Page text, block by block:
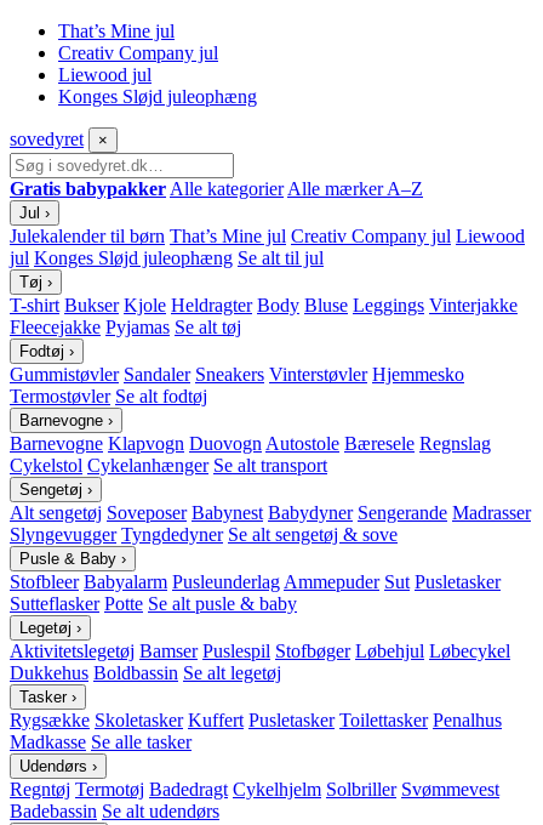
That’s Mine jul
Creativ Company jul
Liewood jul
Konges Sløjd juleophæng
sovedyret ×
Gratis babypakker Alle kategorier Alle mærker A–Z
Jul ›
Julekalender til børn That’s Mine jul Creativ Company jul Liewood
jul Konges Sløjd juleophæng Se alt til jul
Tøj ›
T-shirt Bukser Kjole Heldragter Body Bluse Leggings Vinterjakke
Fleecejakke Pyjamas Se alt tøj
Fodtøj ›
Gummistøvler Sandaler Sneakers Vinterstøvler Hjemmesko
Termostøvler Se alt fodtøj
Barnevogne ›
Barnevogne Klapvogn Duovogn Autostole Bæresele Regnslag
Cykelstol Cykelanhænger Se alt transport
Sengetøj ›
Alt sengetøj Soveposer Babynest Babydyner Sengerande Madrasser
Slyngevugger Tyngdedyner Se alt sengetøj & sove
Pusle & Baby ›
Stofbleer Babyalarm Pusleunderlag Ammepuder Sut Pusletasker
Sutteflasker Potte Se alt pusle & baby
Legetøj ›
Aktivitetslegetøj Bamser Puslespil Stofbøger Løbehjul Løbecykel
Dukkehus Boldbassin Se alt legetøj
Tasker ›
Rygsække Skoletasker Kuffert Pusletasker Toilettasker Penalhus
Madkasse Se alle tasker
Udendørs ›
Regntøj Termotøj Badedragt Cykelhjelm Solbriller Svømmevest
Badebassin Se alt udendørs